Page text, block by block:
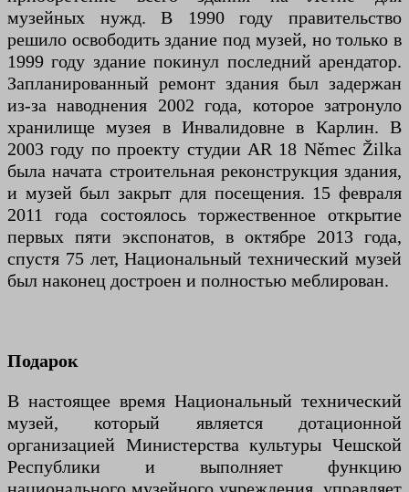
музейных нужд. В 1990 году правительство
решило освободить здание под музей, но только в
1999 году здание покинул последний арендатор.
Запланированный ремонт здания был задержан
из-за наводнения 2002 года, которое затронуло
хранилище музея в Инвалидовне в Карлин. В
2003 году по проекту студии AR 18 Němec Žilka
была начата строительная реконструкция здания,
и музей был закрыт для посещения. 15 февраля
2011 года состоялось торжественное открытие
первых пяти экспонатов, в октябре 2013 года,
спустя 75 лет, Национальный технический музей
был наконец достроен и полностью меблирован.
Подарок
В настоящее время Национальный технический
музей, который является дотационной
организацией Министерства культуры Чешской
Республики и выполняет функцию